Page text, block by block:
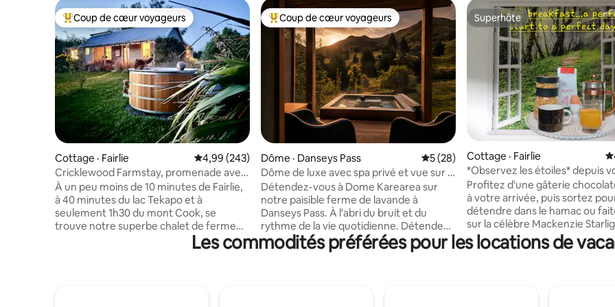
Coup de cœur voyageurs parmi les plus aimés
Coup de cœur voyageurs
Cottage · Fairlie Note moyenne de 4,99 sur 5, 243 commentaires
4,99 (243)
Cricklewood Farmstay, promenade avec
des alpagas et jacuzzi
À un peu moins de 10 minutes de Fairlie,
à 40 minutes du lac Tekapo et à
seulement 1h30 du mont Cook, se
trouve notre superbe chalet de ferme
animaux amicaux depuis le chalet et
Coup de cœur voyageurs parmi les plus aimés
Coup de cœur voyageurs
Dôme · Danseys Pass Note moyenne de 5 sur 5, 28
5 (28)
Dôme de luxe avec spa privé et vue sur la
montagne
Détendez-vous à Dome Karearea sur
notre paisible ferme de lavande à
Danseys Pass. À l'abri du bruit et du
rythme de la vie quotidienne. Détendez-
vous dans votre spa extérieur sous un
ciel étoilé, profitez du sauna de la rivière
Superhôte
Superhôte
Cottage · Fairlie
*Observez les étoiles* depuis
oreiller !
Profitez d'une gâterie
à votre arrivée, puis sortez
détendre dans le hamac ou
sur la célèbre Mackenzie
Highway pour admirer la vue
glaciaire de Lake Tekapo et le
dans le confort de votre propre
Les commodités préférées pour les locations de